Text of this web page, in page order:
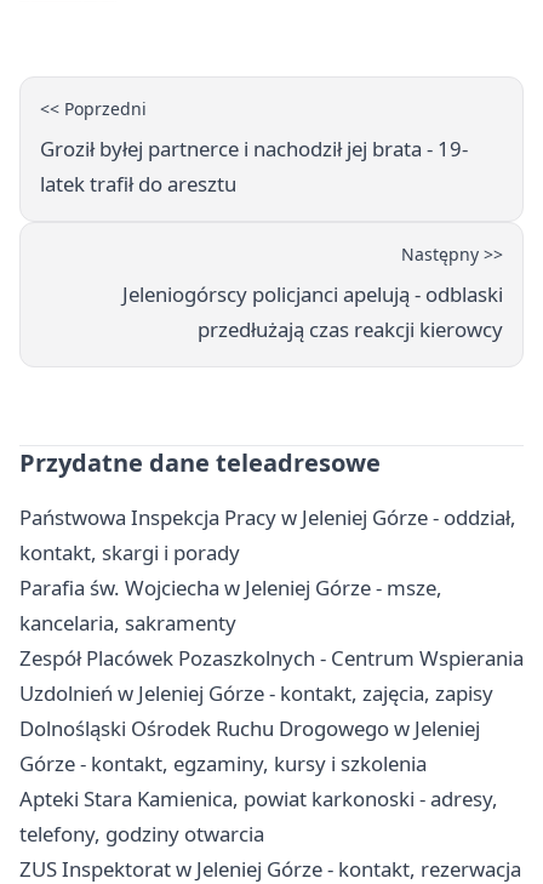
<< Poprzedni
Groził byłej partnerce i nachodził jej brata - 19-
latek trafił do aresztu
Następny >>
Jeleniogórscy policjanci apelują - odblaski
przedłużają czas reakcji kierowcy
Przydatne dane teleadresowe
Państwowa Inspekcja Pracy w Jeleniej Górze - oddział,
kontakt, skargi i porady
Parafia św. Wojciecha w Jeleniej Górze - msze,
kancelaria, sakramenty
Zespół Placówek Pozaszkolnych - Centrum Wspierania
Uzdolnień w Jeleniej Górze - kontakt, zajęcia, zapisy
Dolnośląski Ośrodek Ruchu Drogowego w Jeleniej
Górze - kontakt, egzaminy, kursy i szkolenia
Apteki Stara Kamienica, powiat karkonoski - adresy,
telefony, godziny otwarcia
ZUS Inspektorat w Jeleniej Górze - kontakt, rezerwacja